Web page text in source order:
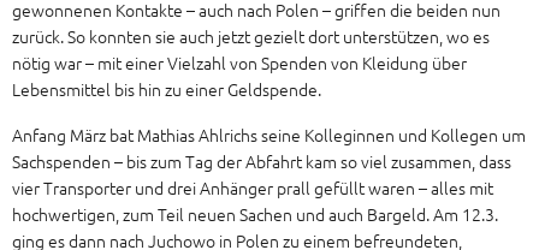
gewonnenen Kontakte – auch nach Polen – griffen die beiden nun
zurück. So konnten sie auch jetzt gezielt dort unterstützen, wo es
nötig war – mit einer Vielzahl von Spenden von Kleidung über
Lebensmittel bis hin zu einer Geldspende.
Anfang März bat Mathias Ahlrichs seine Kolleginnen und Kollegen um
Sachspenden – bis zum Tag der Abfahrt kam so viel zusammen, dass
vier Transporter und drei Anhänger prall gefüllt waren – alles mit
hochwertigen, zum Teil neuen Sachen und auch Bargeld. Am 12.3.
ging es dann nach Juchowo in Polen zu einem befreundeten,